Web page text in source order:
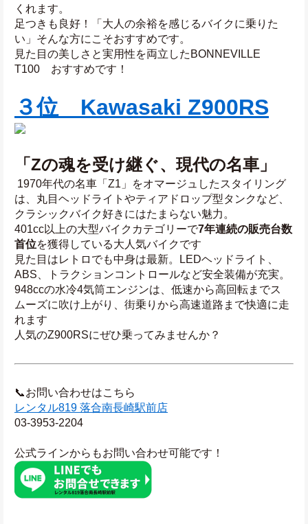
くれます。
足つきも良好！「大人の余裕を感じるバイクに乗りた
い」そんな方にこそおすすめです。
見た目の美しさと実用性を両立したBONNEVILLE
T100　おすすめです！
３位　Kawasaki Z900RS
「Zの魂を受け継ぐ、現代の名車」
は、丸目ヘッドライトやティアドロップ型タンクなど、
クラシックバイク好きにはたまらない魅力。
401cc以上の大型バイクカテゴリーで7年連続の販売台数
首位を獲得している大人気バイクです
見た目はレトロでも中身は最新。LEDヘッドライト、
ABS、トラクションコントロールなど安全装備が充実。
948ccの水冷4気筒エンジンは、低速から高回転までス
ムーズに吹け上がり、街乗りから高速道路まで快適に走
れます
人気のZ900RSにぜひ乗ってみませんか？
📞お問い合わせはこちら
レンタル819 落合南長崎駅前店
03-3953-2204
公式ラインからもお問い合わせ可能です！